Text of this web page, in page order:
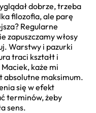
dobrze, trzeba
filozofia, ale parę
Regularne
zapuszczamy włosy
Warstwy i pazurki
traci kształt i
każe mi
absolutne maksimum.
się w efekt
terminów, żeby
sens.